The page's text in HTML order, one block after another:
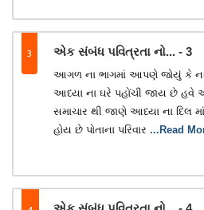
3 એક સંબંધ પવિત્રતા નો... - 3
આગળ ના ભાગમાં આપણે જોયું કે
આધ્યા ના ઘરે પહોંચી જાય છે
સમાચાર થી જાણે આધ્યા ના દિલ
હોય છે પોતાના પરિવાર ...Read